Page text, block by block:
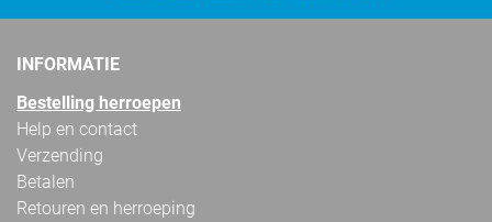
INFORMATIE
Bestelling herroepen
Help en contact
Verzending
Betalen
Retouren en herroeping